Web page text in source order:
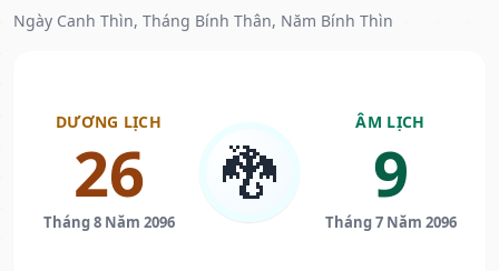
Ngày Canh Thìn, Tháng Bính Thân, Năm Bính Thìn
DƯƠNG LỊCH
26
Tháng 8 Năm 2096
🐉
ÂM LỊCH
9
Tháng 7 Năm 2096